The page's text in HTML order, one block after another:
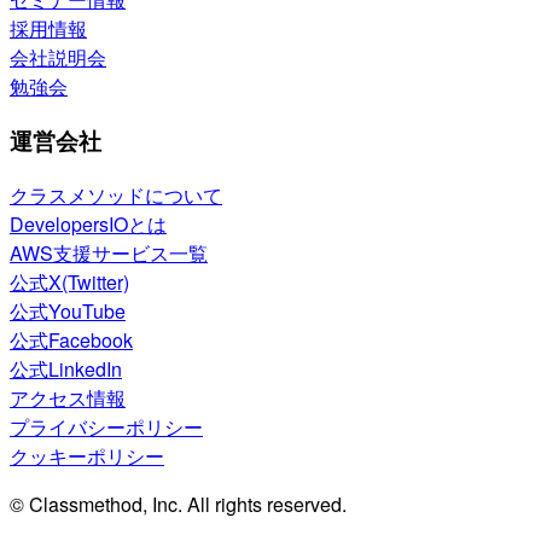
採用情報
会社説明会
勉強会
運営会社
クラスメソッドについて
DevelopersIOとは
AWS支援サービス一覧
公式X(Twitter)
公式YouTube
公式Facebook
公式LinkedIn
アクセス情報
プライバシーポリシー
クッキーポリシー
© Classmethod, Inc. All rights reserved.